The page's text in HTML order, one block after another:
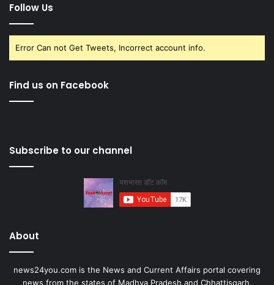
Follow Us
Error Can not Get Tweets, Incorrect account info.
Find us on Facebook
Subscribe to our channel
About
news24you.com is the News and Current Affairs portal covering
news from the states of Madhya Pradesh and Chhattisgarh.